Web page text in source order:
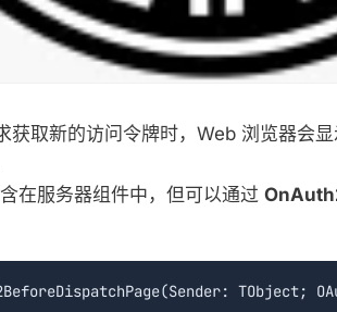
获取新的访问令牌时，Web 浏览器会
在服务器组件中，但可以通过
TObject;